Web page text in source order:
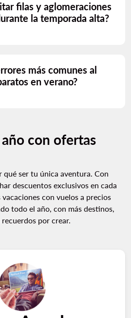
filas y aglomeraciones
la temporada alta?
más comunes al
en verano?
con ofertas
qué ser tu única aventura. Con
descuentos exclusivos en cada
con vuelos a precios
todo el año, con más destinos,
por crear.